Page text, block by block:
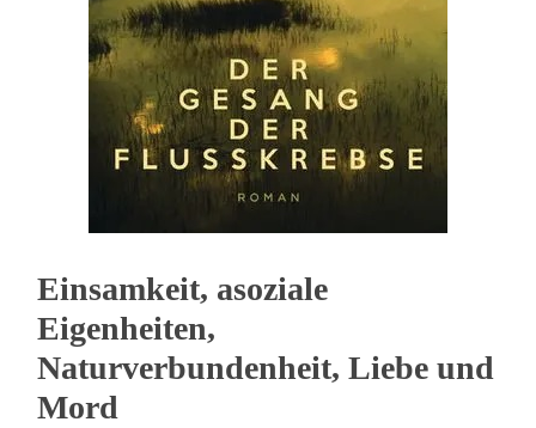
Einsamkeit, asoziale
Eigenheiten,
Naturverbundenheit, Liebe und
Mord